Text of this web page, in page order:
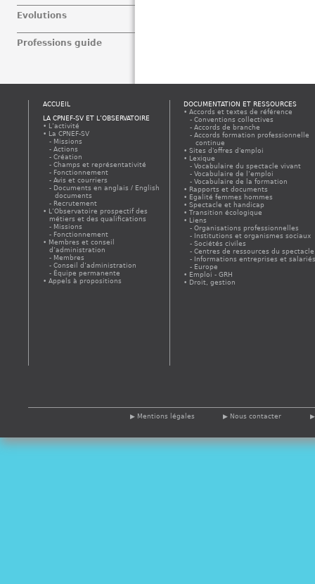
Evolutions
Professions guide
ACCUEIL
LA CPNEF-SV ET L’OBSERVATOIRE
L’activité
La CPNEF-SV
Missions
Actions
Création
Champs et représentativité
Fonctionnement
Avis et courriers
Documents en anglais / English
documents
Recrutement
L’Observatoire prospectif des
métiers et des qualifications
Missions
Fonctionnement
Membres et conseil
d’administration
Membres
Conseil d’administration
Équipe permanente
Appels à propositions
DOCUMENTATION ET RESSOURCES
Accords et textes de référence
Conventions collectives
Accords de branche
Accords formation professionnelle
continue
Sites d'offres d'emploi
Lexique
Vocabulaire du spectacle vivant
Vocabulaire de l’emploi
Vocabulaire de la formation
Rapports et documents
Egalité femmes hommes
Spectacle et handicap
Transition écologique
Liens
Organisations professionnelles
Institutions et organismes sociaux
Sociétés civiles
Centres de ressources du spectacle
Informations entreprises et
Europe
Emploi - GRH
Droit, gestion
Mentions légales Nous contacter